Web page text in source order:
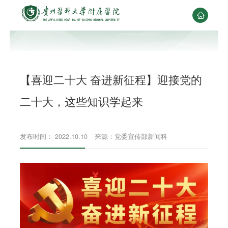

【喜迎二十大 奋进新征程】迎接党的
二十大，这些知识学起来
发布时间： 2022.10.10 来源：党委宣传部新闻科